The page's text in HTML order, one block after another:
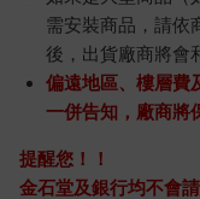
需安裝商品，請依
後，出貨廠商將會
偏遠地區、樓層費
一併告知，廠商將
提醒您！！
金石堂及銀行均不會